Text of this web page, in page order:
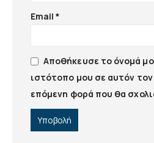
Email*
Αποθήκευσε το όνομά
ιστότοπο μου σε αυτόν
επόμενη φορά που θα